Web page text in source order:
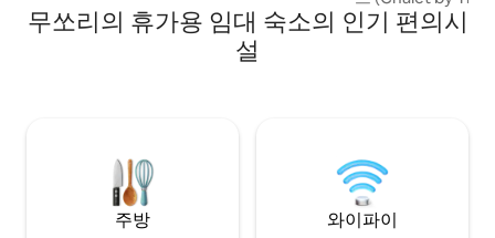
이 내려다보입니다. 눈 덮인 반다르 푼치 산
맥도 멀리 나그 티바 (Nag Tibba) 와 같은 유
명한 봉우리 뒤에서 볼 수 있습니다. 이런 파
리 (Mussoorie) -
심부에 위치한 목
무쏘리의 휴가용 임대 숙소의 인기 편의시
설
주방 와이파이